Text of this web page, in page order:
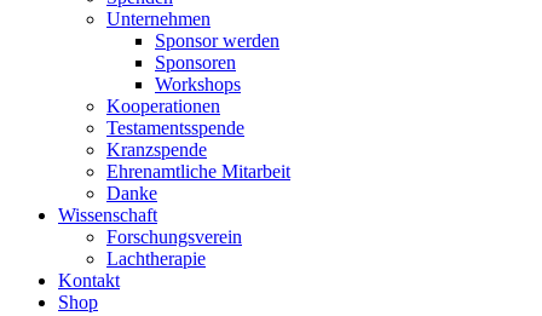
Unternehmen
Sponsor werden
Sponsoren
Workshops
Kooperationen
Testamentsspende
Kranzspende
Ehrenamtliche Mitarbeit
Danke
Wissenschaft
Forschungsverein
Lachtherapie
Kontakt
Shop